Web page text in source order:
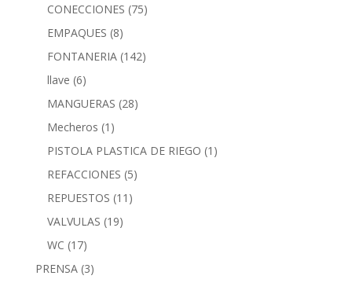
CONECCIONES (75)
EMPAQUES (8)
FONTANERIA (142)
llave (6)
MANGUERAS (28)
Mecheros (1)
PISTOLA PLASTICA DE RIEGO (1)
REFACCIONES (5)
REPUESTOS (11)
VALVULAS (19)
WC (17)
PRENSA (3)